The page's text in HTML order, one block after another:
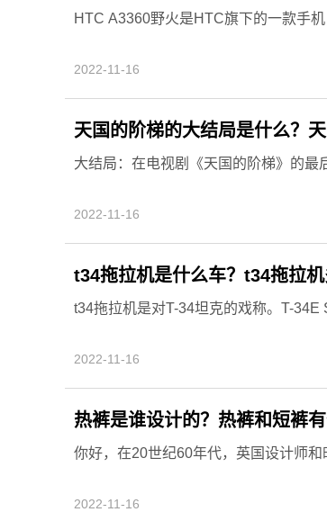
HTC A3360野火是HTC旗下的一款手
2022-11-16
天国的阶梯的大结局是什么？
大结局：在电视剧《天国的阶梯》的最
2022-11-16
t34拖拉机是什么车？t34拖拉
t34拖拉机是对T-34坦克的戏称。T-34E
2022-11-16
热裤是谁设计的？热裤和短裤有
你好，在20世纪60年代，英国设计师和
2022-11-16